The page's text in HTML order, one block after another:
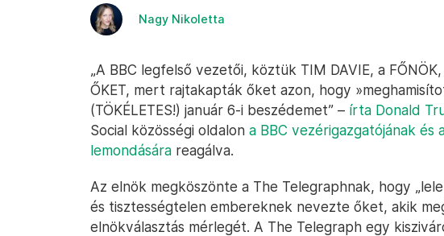
Nagy Nikoletta
„A BBC legfelső vezetői, köztük TIM DAVIE, a
ŐKET, mert rajtakapták őket azon, hogy
(TÖKÉLETES!) január 6-i beszédemet” – írta Donald
Social közösségi oldalon a BBC vezérigazgatójának és
lemondására reagálva.
Az elnök megköszönte a The Telegraphnak, hogy
és tisztességtelen embereknek nevezte őket, akik
elnökválasztás mérlegét. A The Telegraph egy